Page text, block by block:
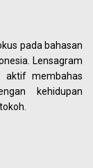
pada bahasan
Lensagram
aktif membahas
kehidupan